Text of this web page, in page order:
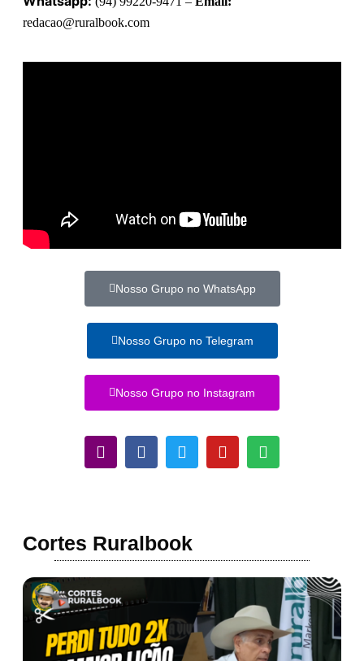
redacao@ruralbook.com
Nosso Grupo no WhatsApp
Nosso Grupo no Telegram
Nosso Grupo no Instagram
Cortes Ruralbook